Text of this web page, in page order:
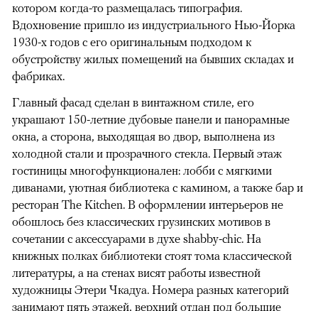
котором когда-то размещалась типография.
Вдохновение пришло из индустриального Нью-Йорка
1930-х годов с его оригинальным подходом к
обустройству жилых помещений на бывших складах и
фабриках.
Главный фасад сделан в винтажном стиле, его
украшают 150-летние дубовые панели и панорамные
окна, а сторона, выходящая во двор, выполнена из
холодной стали и прозрачного стекла. Первый этаж
гостиницы многофункционален: лобби с мягкими
диванами, уютная библиотека с камином, а также бар и
ресторан The Kitchen. В оформлении интерьеров не
обошлось без классических грузинских мотивов в
сочетании с аксессуарами в духе shabby-chic. На
книжных полках библиотеки стоят тома классической
литературы, а на стенах висят работы известной
художницы Этери Чкадуа. Номера разных категорий
занимают пять этажей, верхний отдан под большие